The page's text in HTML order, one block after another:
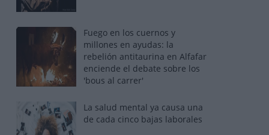
Fuego en los cuernos y
millones en ayudas: la
rebelión antitaurina en Alfafar
enciende el debate sobre los
'bous al carrer'
La salud mental ya causa una
de cada cinco bajas laborales